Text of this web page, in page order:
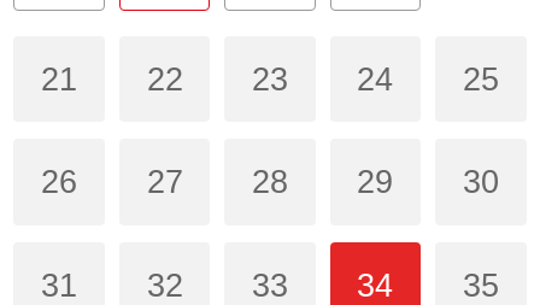
21 22 23 24 25
26 27 28 29 30
31 32 33 34 35